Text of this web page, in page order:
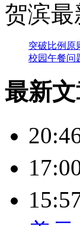
贺滨
突破比例原
校园午餐问
最新